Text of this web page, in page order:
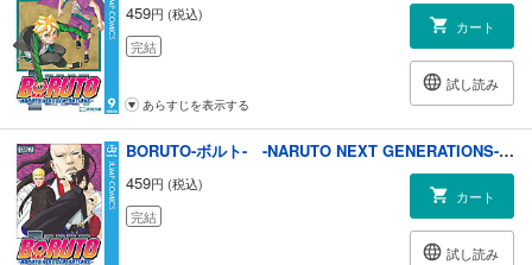
459円 (税込)
完結
カート
試し読み
あらすじを表示する
BORUTO-ボルト- -NARUTO NEXT GENERATIONS- 10
459円 (税込)
完結
カート
試し読み